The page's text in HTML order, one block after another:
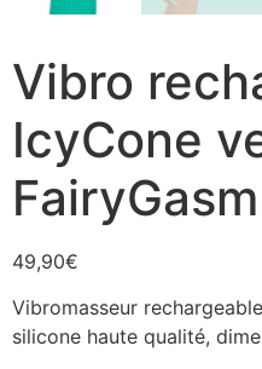
Vibro
IcyCone
FairyGasm
49,90€
Vibromasseur
silicone haute qualité,